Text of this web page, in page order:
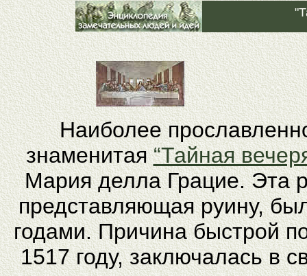
Наиболее
знаменитая“Тайная
Мария делла Грацие. Эта
представляющая руину,
годами. Причина быстрой
1517 году, заключалась в